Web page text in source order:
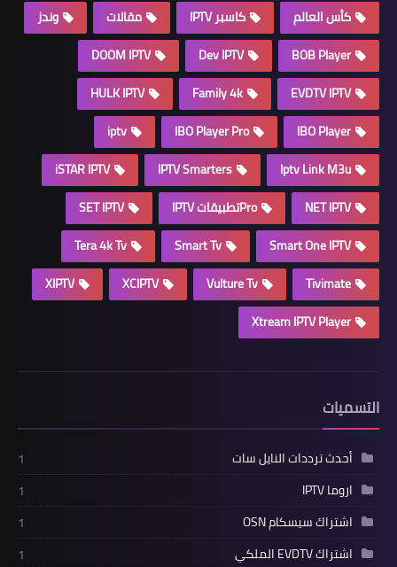
كأس العالم
كاسبر IPTV مقالات
وندز
BOB Player
Dev IPTV
DOOM IPTV
EVDTV IPTV
Family 4k
HULK IPTV
IBO Player
IBO Player Pro
iptv
Iptv Link M3u
IPTV Smarters
iSTAR IPTV
NET IPTV
Proتطبيقات IPTV
SET IPTV
Smart One IPTV
Smart Tv
Tera 4k Tv
Tivimate
Vulture Tv
XCIPTV
XIPTV
Xtream IPTV Player
التسميات
أحدث ترددات النايل سات
1
اروما IPTV
1
اشتراك سيسكام OSN
1
اشتراك EVDTV الملكي
1